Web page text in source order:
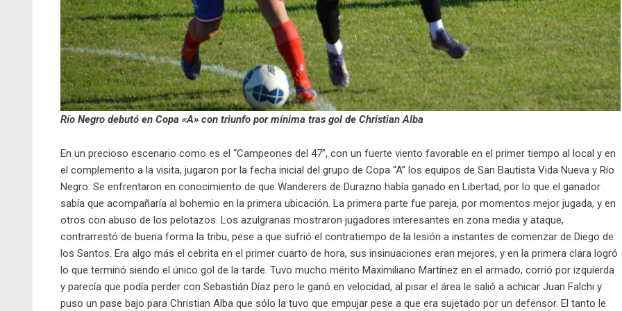
Río Negro debutó en Copa «A» con triunfo por mínima tras gol de Christian Alba
En un precioso escenario como es el “Campeones del 47”, con un fuerte viento favorable en el primer tiempo al local y en
el complemento a la visita, jugaron por la fecha inicial del grupo de Copa “A” los equipos de San Bautista Vida Nueva y Río
Negro. Se enfrentaron en conocimiento de que Wanderers de Durazno había ganado en Libertad, por lo que el ganador
sabía que acompañaría al bohemio en la primera ubicación. La primera parte fue pareja, por momentos mejor jugada, y en
otros con abuso de los pelotazos. Los azulgranas mostraron jugadores interesantes en zona media y ataque,
contrarrestó de buena forma la tribu, pese a que sufrió el contratiempo de la lesión a instantes de comenzar de Diego de
los Santos. Era algo más el cebrita en el primer cuarto de hora, sus insinuaciones eran mejores, y en la primera clara logró
lo que terminó siendo el único gol de la tarde. Tuvo mucho mérito Maximiliano Martínez en el armado, corrió por izquierda
y parecía que podía perder con Sebastián Díaz pero le ganó en velocidad, al pisar el área le salió a achicar Juan Falchi y
puso un pase bajo para Christian Alba que sólo la tuvo que empujar pese a que era sujetado por un defensor. El tanto le